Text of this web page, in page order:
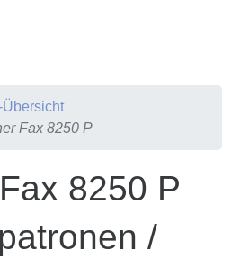
Übersicht
Fax 8250 P
8250 P
/